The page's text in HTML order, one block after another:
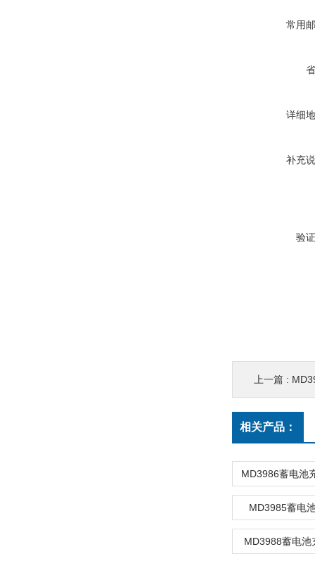
常用
详细
补充
验
上一篇 :
相关产品：
MD3985蓄电
MD3988蓄电池